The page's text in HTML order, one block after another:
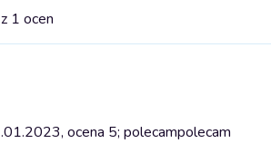
1 ocen
ocena 5; polecampolecam